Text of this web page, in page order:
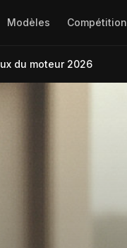
Modèles Compétition
du moteur 2026